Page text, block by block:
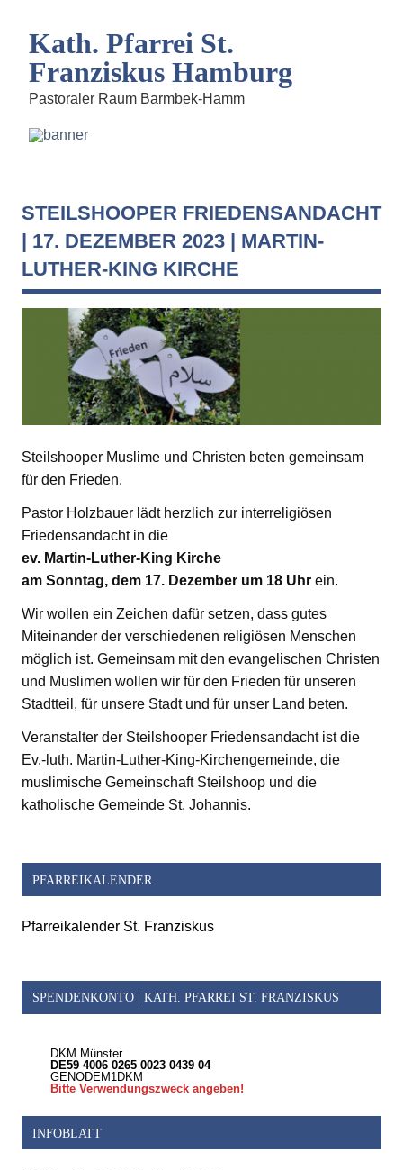
Kath. Pfarrei St.
Franziskus Hamburg
Pastoraler Raum Barmbek-Hamm
STEILSHOOPER FRIEDENSANDACHT
| 17. DEZEMBER 2023 | MARTIN-
LUTHER-KING KIRCHE
Steilshooper Muslime und Christen beten gemeinsam
für den Frieden.
Pastor Holzbauer lädt herzlich zur interreligiösen
Friedensandacht in die
ev. Martin-Luther-King Kirche
am Sonntag, dem 17. Dezember um 18 Uhr ein.
Wir wollen ein Zeichen dafür setzen, dass gutes
Miteinander der verschiedenen religiösen Menschen
möglich ist. Gemeinsam mit den evangelischen Christen
und Muslimen wollen wir für den Frieden für unseren
Stadtteil, für unsere Stadt und für unser Land beten.
Veranstalter der Steilshooper Friedensandacht ist die
Ev.-luth. Martin-Luther-King-Kirchengemeinde, die
muslimische Gemeinschaft Steilshoop und die
katholische Gemeinde St. Johannis.
PFARREIKALENDER
Pfarreikalender St. Franziskus
SPENDENKONTO | KATH. PFARREI ST. FRANZISKUS
DKM Münster
DE59 4006 0265 0023 0439 04
GENODEM1DKM
Bitte Verwendungszweck angeben!
INFOBLATT